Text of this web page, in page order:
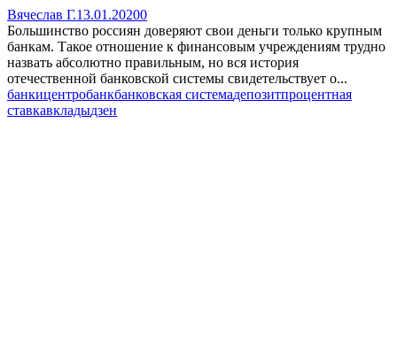
Вячеслав Г.13.01.20200
Большинство россиян доверяют свои деньги только крупным
банкам. Такое отношение к финансовым учреждениям трудно
назвать абсолютно правильным, но вся история
отечественной банковской системы свидетельствует о...
банкицентробанкбанковская системадепозитпроцентная
ставкавкладыдзен